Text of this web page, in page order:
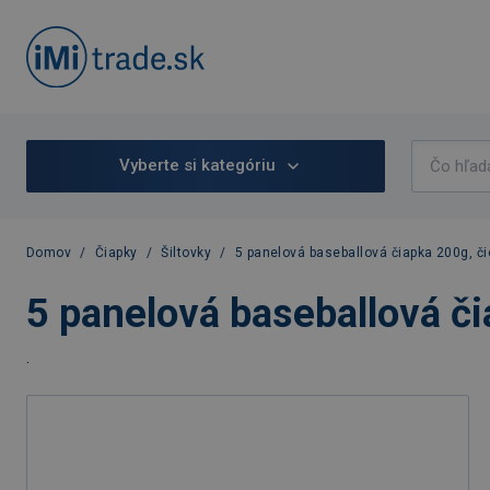
Vyberte si kategóriu
Domov / Čiapky / Šiltovky / 5 panelová baseballová čiapka 200g,
5 panelová baseballová